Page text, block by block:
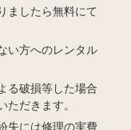
ましたら無料にて
い方へのレンタル
る破損等した場合
ただきます。
失には修理の実費